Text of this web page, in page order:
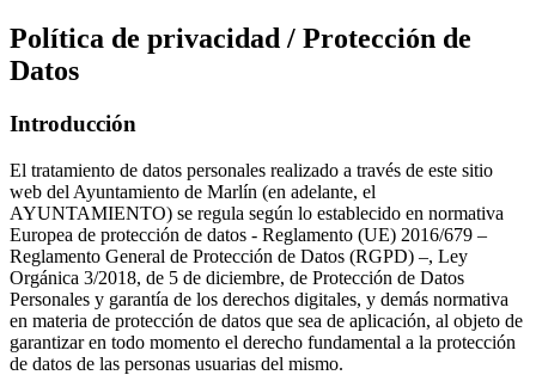
Política de privacidad / Protección de
Datos
Introducción
El tratamiento de datos personales realizado a través de este sitio
web del Ayuntamiento de Marlín (en adelante, el
AYUNTAMIENTO) se regula según lo establecido en normativa
Europea de protección de datos - Reglamento (UE) 2016/679 –
Reglamento General de Protección de Datos (RGPD) –, Ley
Orgánica 3/2018, de 5 de diciembre, de Protección de Datos
Personales y garantía de los derechos digitales, y demás normativa
en materia de protección de datos que sea de aplicación, al objeto de
garantizar en todo momento el derecho fundamental a la protección
de datos de las personas usuarias del mismo.